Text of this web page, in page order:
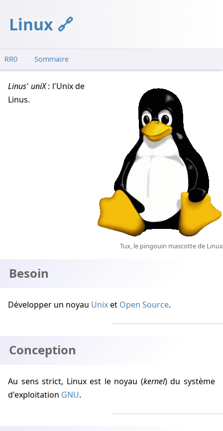
Linux
RR0 Sommaire
Besoin
Conception
Tux, le pingouin mascotte de Linux
Linus' uniX: l'Unix de
Linus.
Besoin
Développer un noyau Unixet Open Source.
Conception
Au sens strict, Linux est le noyau (kernel) du système
d'exploitation GNU.